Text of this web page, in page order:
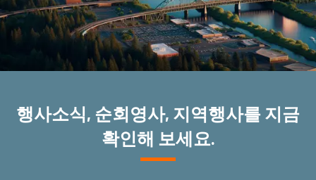
행사소식, 순회영사, 지역행사를 지금
확인해 보세요.